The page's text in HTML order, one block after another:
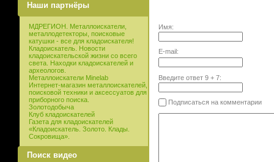
Наши партнёры
МДРЕГИОН. Металлоискатели,
металлодетекторы, поисковые
катушки - все для кладоискателя!
Кладоискатель. Новости
кладоискательской жизни со всего
света. Находки кладоискателей и
археологов.
Металлоискатели Minelab
Интернет-магазин металлоискателей,
поисковой техники и аксессуатов для
приборного поиска.
Золотодобыча
Клуб кладоискателей
Газета для кладоискателей
«Кладоискатель. Золото. Клады.
Сокровища».
Поиск видео
Имя:
E-mail:
Введите ответ 9+ 7:
Подписаться на комментарии